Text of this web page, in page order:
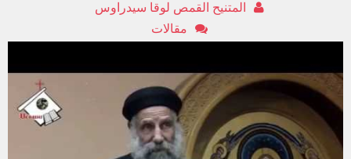
المتنيح القمص لوقا سيدراوس
مقالات